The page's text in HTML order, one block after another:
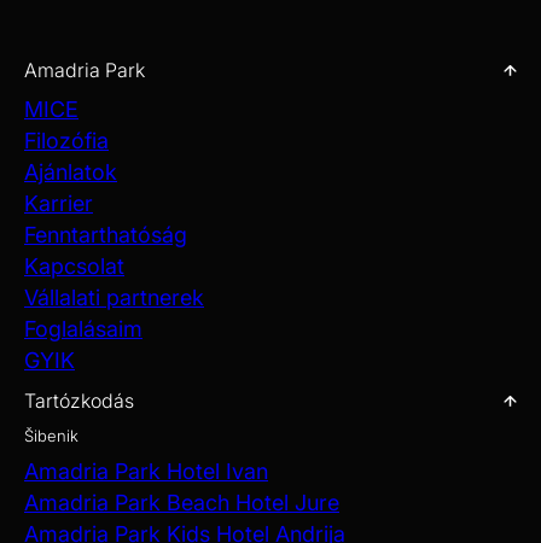
Amadria Park
MICE
Filozófia
Ajánlatok
Karrier
Fenntarthatóság
Kapcsolat
Vállalati partnerek
Foglalásaim
GYIK
Tartózkodás
Šibenik
Amadria Park Hotel Ivan
Amadria Park Beach Hotel Jure
Amadria Park Kids Hotel Andrija